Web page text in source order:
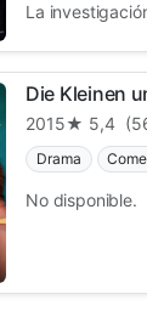
La
Die Kleinen
2015★ 5,4
Drama
No disponible.